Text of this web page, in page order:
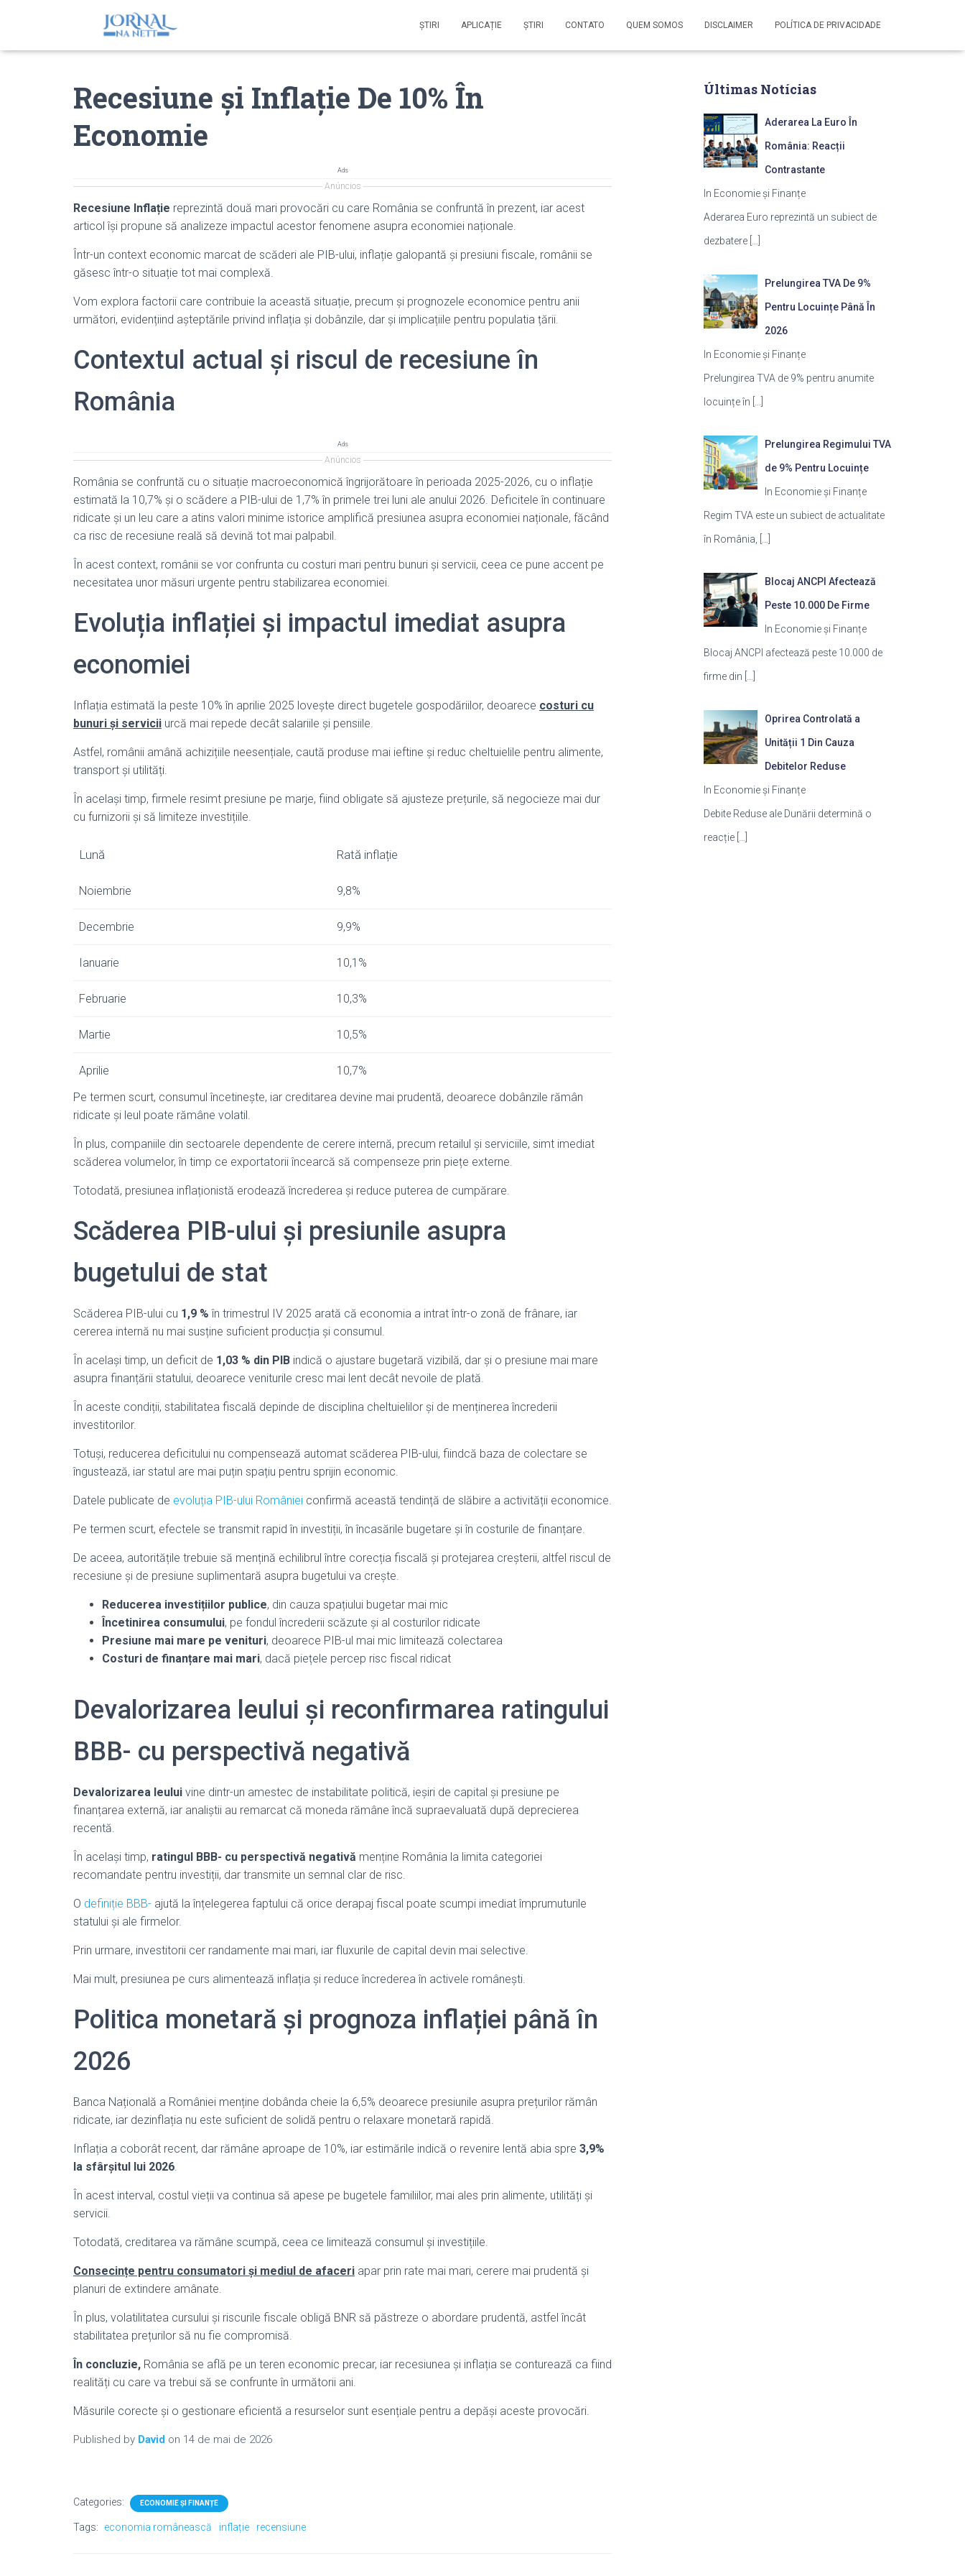
ŞTIRI APLICAȚIE ŞTIRI CONTATO QUEM SOMOS DISCLAIMER POLÍTICA DE PRIVACIDADE
Recesiune și Inflație De 10% În
Economie
Ads
Anúncios
Recesiune Inflație reprezintă două mari provocări cu care România se confruntă în prezent, iar acest
articol își propune să analizeze impactul acestor fenomene asupra economiei naționale.
Într-un context economic marcat de scăderi ale PIB-ului, inflație galopantă și presiuni fiscale, românii se
găsesc într-o situație tot mai complexă.
Vom explora factorii care contribuie la această situație, precum și prognozele economice pentru anii
următori, evidențiind așteptările privind inflația și dobânzile, dar și implicațiile pentru populatia țării.
Contextul actual și riscul de recesiune în
România
Ads
Anúncios
România se confruntă cu o situație macroeconomică îngrijorătoare în perioada 2025-2026, cu o inflație
estimată la 10,7% și o scădere a PIB-ului de 1,7% în primele trei luni ale anului 2026. Deficitele în continuare
ridicate și un leu care a atins valori minime istorice amplifică presiunea asupra economiei naționale, făcând
ca risc de recesiune reală să devină tot mai palpabil.
În acest context, românii se vor confrunta cu costuri mari pentru bunuri și servicii, ceea ce pune accent pe
necesitatea unor măsuri urgente pentru stabilizarea economiei.
Evoluția inflației și impactul imediat asupra
economiei
Inflația estimată la peste 10% în aprilie 2025 lovește direct bugetele gospodăriilor, deoarece costuri cu
bunuri și servicii urcă mai repede decât salariile și pensiile.
Astfel, românii amână achizițiile neesențiale, caută produse mai ieftine și reduc cheltuielile pentru alimente,
transport și utilități.
În același timp, firmele resimt presiune pe marje, fiind obligate să ajusteze prețurile, să negocieze mai dur
cu furnizorii și să limiteze investițiile.
Lună Rată inflație
Noiembrie 9,8%
Decembrie 9,9%
Ianuarie 10,1%
Februarie 10,3%
Martie 10,5%
Aprilie
10,7%
Pe termen scurt, consumul încetinește, iar creditarea devine mai prudentă, deoarece dobânzile rămân
ridicate și leul poate rămâne volatil.
În plus, companiile din sectoarele dependente de cerere internă, precum retailul și serviciile, simt imediat
scăderea volumelor, în timp ce exportatorii încearcă să compenseze prin piețe externe.
Totodată, presiunea inflaționistă erodează încrederea și reduce puterea de cumpărare.
Scăderea PIB-ului și presiunile asupra
bugetului de stat
Scăderea PIB-ului cu 1,9 % în trimestrul IV 2025 arată că economia a intrat într-o zonă de frânare, iar
cererea internă nu mai susține suficient producția și consumul.
În același timp, un deficit de 1,03 % din PIB indică o ajustare bugetară vizibilă, dar și o presiune mai mare
asupra finanțării statului, deoarece veniturile cresc mai lent decât nevoile de plată.
În aceste condiții, stabilitatea fiscală depinde de disciplina cheltuielilor și de menținerea încrederii
investitorilor.
Totuși, reducerea deficitului nu compensează automat scăderea PIB-ului, fiindcă baza de colectare se
îngustează, iar statul are mai puțin spațiu pentru sprijin economic.
Datele publicate de evoluția PIB-ului României confirmă această tendință de slăbire a activității economice.
Pe termen scurt, efectele se transmit rapid în investiții, în încasările bugetare și în costurile de finanțare.
De aceea, autoritățile trebuie să mențină echilibrul între corecția fiscală și protejarea creșterii, altfel riscul de
recesiune și de presiune suplimentară asupra bugetului va crește.
Reducerea investițiilor publice, din cauza spațiului bugetar mai mic
Încetinirea consumului, pe fondul încrederii scăzute și al costurilor ridicate
Presiune mai mare pe venituri, deoarece PIB-ul mai mic limitează colectarea
Costuri de finanțare mai mari, dacă piețele percep risc fiscal ridicat
Devalorizarea leului și reconfirmarea ratingului
BBB- cu perspectivă negativă
Devalorizarea leului vine dintr-un amestec de instabilitate politică, ieșiri de capital și presiune pe
finanțarea externă, iar analiștii au remarcat că moneda rămâne încă supraevaluată după deprecierea
recentă.
În același timp, ratingul BBB- cu perspectivă negativă menține România la limita categoriei
recomandate pentru investiții, dar transmite un semnal clar de risc.
O definiție BBB- ajută la înțelegerea faptului că orice derapaj fiscal poate scumpi imediat împrumuturile
statului și ale firmelor.
Prin urmare, investitorii cer randamente mai mari, iar fluxurile de capital devin mai selective.
Mai mult, presiunea pe curs alimentează inflația și reduce încrederea în activele românești.
Politica monetară și prognoza inflației până în
2026
Banca Națională a României menține dobânda cheie la 6,5% deoarece presiunile asupra prețurilor rămân
ridicate, iar dezinflația nu este suficient de solidă pentru o relaxare monetară rapidă.
Inflația a coborât recent, dar rămâne aproape de 10%, iar estimările indică o revenire lentă abia spre 3,9%
la sfârșitul lui 2026.
În acest interval, costul vieții va continua să apese pe bugetele familiilor, mai ales prin alimente, utilități și
servicii.
Totodată, creditarea va rămâne scumpă, ceea ce limitează consumul și investițiile.
Consecințe pentru consumatori și mediul de afaceri apar prin rate mai mari, cerere mai prudentă și
planuri de extindere amânate.
În plus, volatilitatea cursului și riscurile fiscale obligă BNR să păstreze o abordare prudentă, astfel încât
stabilitatea prețurilor să nu fie compromisă.
În concluzie, România se află pe un teren economic precar, iar recesiunea și inflația se conturează ca fiind
realități cu care va trebui să se confrunte în următorii ani.
Măsurile corecte și o gestionare eficientă a resurselor sunt esențiale pentru a depăși aceste provocări.
Published by David on 14 de mai de 2026
Categories: ECONOMIE ȘI FINANȚE
Tags: economia românească inflație recensiune
Últimas Notícias
Aderarea La Euro În
România: Reacții
Contrastante
In Economie și Finanțe
Aderarea Euro reprezintă un subiect de
dezbatere
Prelungirea TVA De 9%
Pentru Locuințe Până În
2026
In Economie și Finanțe
Prelungirea TVA de 9% pentru anumite
locuințe în
Prelungirea Regimului TVA
de 9% Pentru Locuințe
In Economie și Finanțe
Regim TVA este un subiect de actualitate
în România,
Blocaj ANCPI Afectează
Peste 10.000 De Firme
In Economie și Finanțe
Blocaj ANCPI afectează peste 10.000 de
firme din
Oprirea Controlată a
Unității 1 Din Cauza
Debitelor Reduse
In Economie și Finanțe
Debite Reduse ale Dunării determină o
reacție